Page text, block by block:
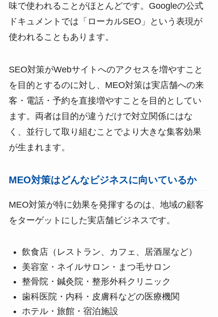
味で使われることがほとんどです。Googleの公式
ドキュメントでは「ローカルSEO」という表現が
使われることもあります。
SEO対策がWebサイトへのアクセスを増やすこと
を目的とするのに対し、MEO対策は実店舗への来
客・電話・予約を直接増やすことを目的としてい
ます。両者は目的が違うだけで対立関係にはな
く、並行して取り組むことでより大きな集客効果
が生まれます。
MEO対策はどんなビジネスに向いているか
MEO対策が特に効果を発揮するのは、地域の顧客
をターゲットにした実店舗ビジネスです。
飲食店（レストラン、カフェ、居酒屋など）
美容室・ネイルサロン・まつ毛サロン
整骨院・鍼灸院・整形外科クリニック
歯科医院・内科・皮膚科などの医療機関
ホテル・旅館・宿泊施設